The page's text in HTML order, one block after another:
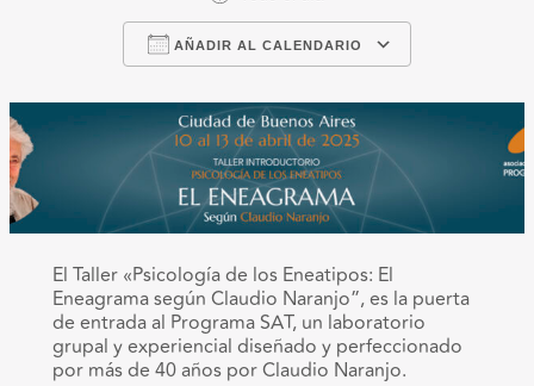
AÑADIR AL CALENDARIO
Descargar ICS
El Taller «Psicología de los Eneatipos: El
Eneagrama según Claudio Naranjo”, es la puerta
de entrada al Programa SAT, un laboratorio
grupal y experiencial diseñado y perfeccionado
por más de 40 años por Claudio Naranjo.